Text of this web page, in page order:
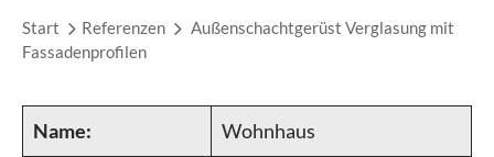
Start Referenzen
Außenschachtgerüst Verglasung mit
Fassadenprofilen
Name: Wohnhaus